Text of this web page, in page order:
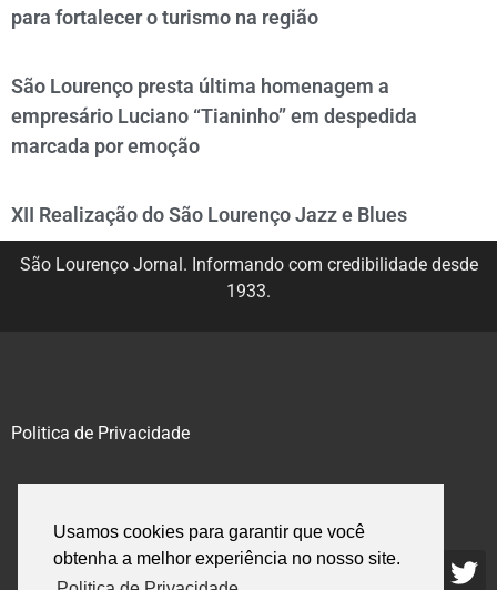
Usamos cookies para garantir que você
obtenha a melhor experiência no nosso site.
para fortalecer o turismo na região
São Lourenço presta última homenagem a
empresário Luciano “Tianinho” em despedida
marcada por emoção
XII Realização do São Lourenço Jazz e Blues
São Lourenço Jornal. Informando com credibilidade desde
1933.
Politica de Privacidade